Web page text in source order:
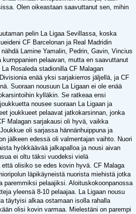
Olen oikeastaan saavuttanut sen, mihin
pelin La Ligaa Sevillassa, koska
CF Barcelonan ja Real Madridin
Lamine Yamalin, Pedrin, Gavin, Vincius
pelaavan, mutta en saavuttanut
Rosaleda stadionilla CF Malagan
enää yksi sarjakierros jäljellä, ja CF
Suoraan nousuun La Ligaan ei ole enää
kylläkin. Se ratkeaa ensi
nousee suoraan La Ligaan ja
joukkueet pelaavat jatkokarsinnan, jonka
Malagan sarjakausi oli hyvä, vaikka
oli sarjassa hännänhuippuna ja
jälkeen edessä oli valmentajan vaihto. Nuori
hyökkäävää jalkapalloa ja nousi aivan
ei oltu täksi vuodeksi vielä
olisiko se edes kovin hyvä. CF Malaga
läpikäyneistä nuorista miehistä jotka
paremmiksi pelaajiksi. Aloituskokoonpanossa
yleensä 8-10 pelaajaa. La Ligaan nousu
täytyisi alkaa ostamaan isolla rahalla
olisi kovin varmaa. Mielestäni on parempi